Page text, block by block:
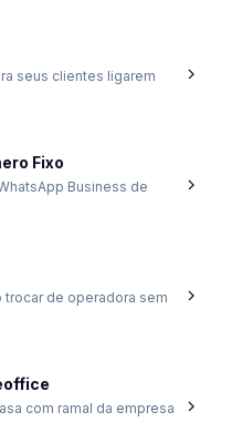
seus clientes ligarem
Fixo
Business de
trocar de operadora sem
com ramal da empresa